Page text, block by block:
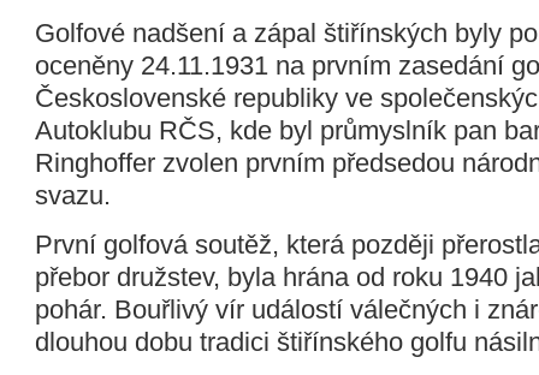
Golfové nadšení a zápal štiřínských byly
oceněny 24.11.1931 na prvním zasedání
Československé republiky ve
Autoklubu RČS, kde byl průmyslník pan
Ringhoffer zvolen prvním předsedou
svazu.
První golfová soutěž, která později
přebor družstev, byla hrána od roku 1940
pohár. Bouřlivý vír událostí válečných i
dlouhou dobu tradici štiřínského golfu